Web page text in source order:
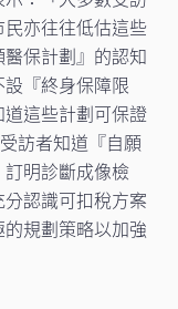
亦往往低估這些
保計劃』的認知
『終身保障限
這些計劃可保證
訪者知道『自願
明診斷成像檢
認識可扣稅方案
規劃策略以加強